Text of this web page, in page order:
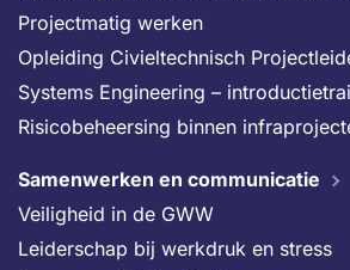
Projectmatig werken
Opleiding Civieltechnisch
Systems Engineering –
Risicobeheersing binnen
Samenwerken en communicatie
Veiligheid in de GWW
Leiderschap bij werkdruk en stress